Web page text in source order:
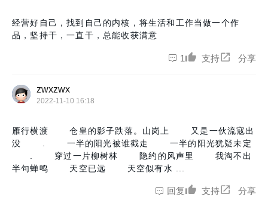
经营好自己，找到自己的内核，将生活和工作当做一个作
品，坚持干，一直干，总能收获满意
1 支持 分享
zwxzwx
2022-11-10 16:18
雁行横渡 仓皇的影子跌落。山岗上 又是一伙流寇出
没 . 一半的阳光被谁截走 一半的阳光犹疑未定
. 穿过一片柳树林 隐约的风声里 我淘不出
半句蝉鸣 天空已远 天空似有水 ...
回复 支持 分享